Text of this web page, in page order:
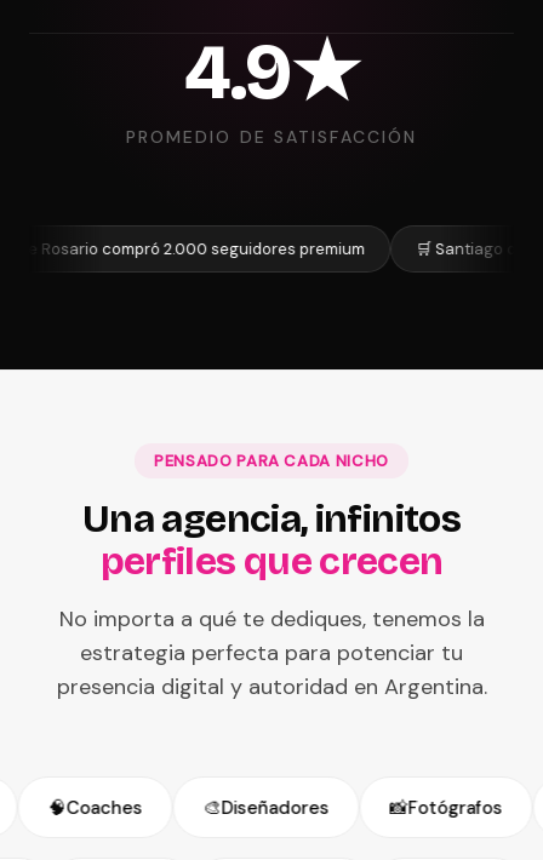
4.9★
PROMEDIO DE SATISFACCIÓN
compró 2.000 seguidores premium 🛒 Santiago de
PENSADO PARA CADA NICHO
Una agencia, infinitos
perfiles que crecen
No importa a qué te dediques, tenemos la
estrategia perfecta para potenciar tu
presencia digital y autoridad en Argentina.
🧠Coaches 🎨Diseñadores 📸Fotógrafos